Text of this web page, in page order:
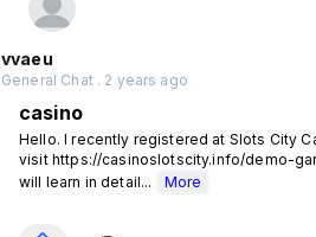
vvaeu
General Chat . 2 years ago
casino
Hello. I recently registered at Slots City
visit https://casinoslotscity.info/demo-
will learn in detail...
More